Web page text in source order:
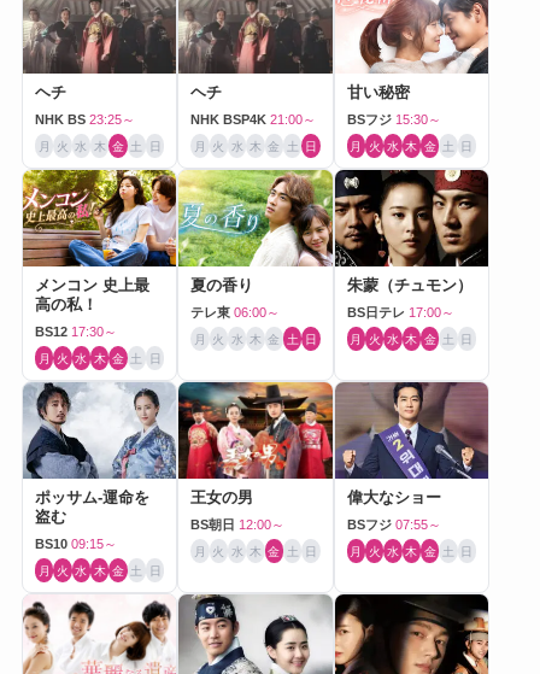
ヘチ
NHK BS 23:25～
月 火 水 木 金 土 日
ヘチ
NHK BSP4K 21:00～
月 火 水 木 金 土 日
甘い秘密
BSフジ 15:30～
月 火 水 木 金 土 日
メンコン 史上最
高の私！
BS12 17:30～
月 火 水 木 金 土 日
夏の香り
テレ東 06:00～
月 火 水 木 金 土 日
朱蒙（チュモン）
BS日テレ 17:00～
月 火 水 木 金 土 日
ポッサム-運命を
盗む
BS10 09:15～
月 火 水 木 金 土 日
王女の男
BS朝日 12:00～
月 火 水 木 金 土 日
偉大なショー
BSフジ 07:55～
月 火 水 木 金 土 日